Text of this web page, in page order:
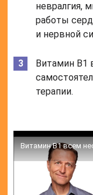
невралгия,
работы
и нервной
Витамин В1
терапии.
Витамин В1 всем